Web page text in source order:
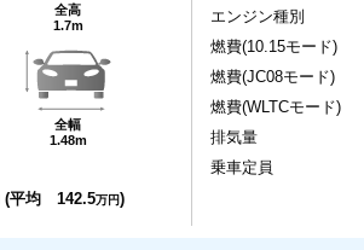
全高
1.7m
全幅
1.48m
(平均 142.5万円)
エンジン種別
燃費(10.15モード)
燃費(JC08モード)
燃費(WLTCモード)
排気量
乗車定員